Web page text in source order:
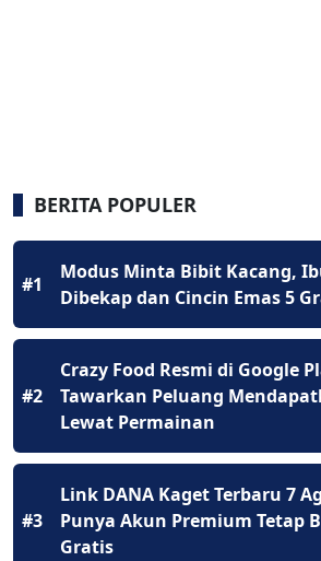
BERITA POPULER
#1
Modus Minta Bibit Kacang,
Dibekap dan Cincin Emas 5
#2
Crazy Food Resmi di Google
Tawarkan Peluang
Lewat Permainan
#3
Link DANA Kaget Terbaru 7
Punya Akun Premium Tetap
Gratis